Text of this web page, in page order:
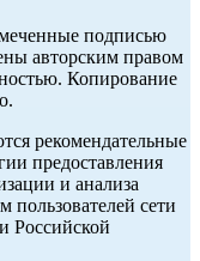
подписью
авторским правом
Копирование
рекомендательные
предоставления
и анализа
пользователей сети
Российской